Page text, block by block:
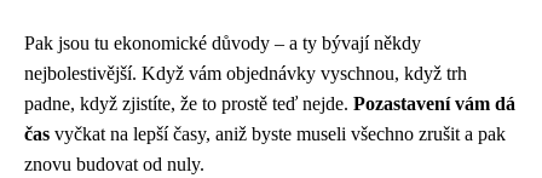
Pak jsou tu ekonomické důvody – a ty bývají někdy
nejbolestivější. Když vám objednávky vyschnou, když trh
padne, když zjistíte, že to prostě teď nejde. Pozastavení vám dá
čas vyčkat na lepší časy, aniž byste museli všechno zrušit a pak
znovu budovat od nuly.